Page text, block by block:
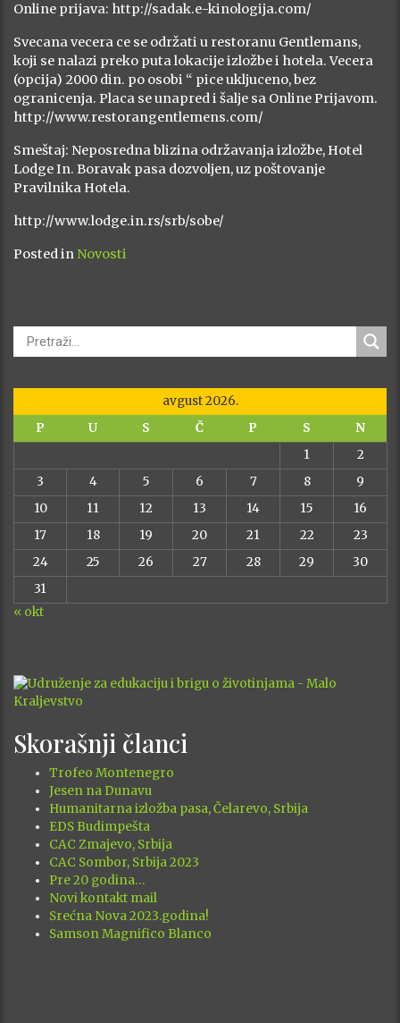
Online prijava: http://sadak.e-kinologija.com/
Svecana vecera ce se održati u restoranu Gentlemans,
koji se nalazi preko puta lokacije izložbe i hotela. Vecera
(opcija) 2000 din. po osobi “ pice ukljuceno, bez
ogranicenja. Placa se unapred i šalje sa Online Prijavom.
http://www.restorangentlemens.com/
Smeštaj: Neposredna blizina održavanja izložbe, Hotel
Lodge In. Boravak pasa dozvoljen, uz poštovanje
Pravilnika Hotela.
http://www.lodge.in.rs/srb/sobe/
Posted in Novosti
avgust 2026.
P
U S Č P S
N
1
2
3
4 5 6 7 8
9
10
11 12 13 14 15
16
17
18 19 20 21 22
23
24
25 26 27 28 29
30
31
« okt
Skorašnji članci
Trofeo Montenegro
Jesen na Dunavu
Humanitarna izložba pasa, Čelarevo, Srbija
EDS Budimpešta
CAC Zmajevo, Srbija
CAC Sombor, Srbija 2023
Pre 20 godina…
Novi kontakt mail
Srećna Nova 2023.godina!
Samson Magnifico Blanco